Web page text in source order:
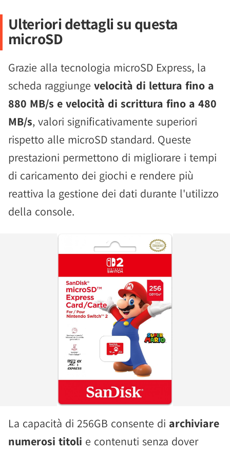
Ulteriori dettagli su questa
microSD
Grazie alla tecnologia microSD Express, la
scheda raggiunge velocità di lettura fino a
880 MB/s e velocità di scrittura fino a 480
MB/s, valori significativamente superiori
rispetto alle microSD standard. Queste
prestazioni permettono di migliorare i tempi
di caricamento dei giochi e rendere più
reattiva la gestione dei dati durante l'utilizzo
della console.
La capacità di 256GB consente di archiviare
numerosi titoli e contenuti senza dover